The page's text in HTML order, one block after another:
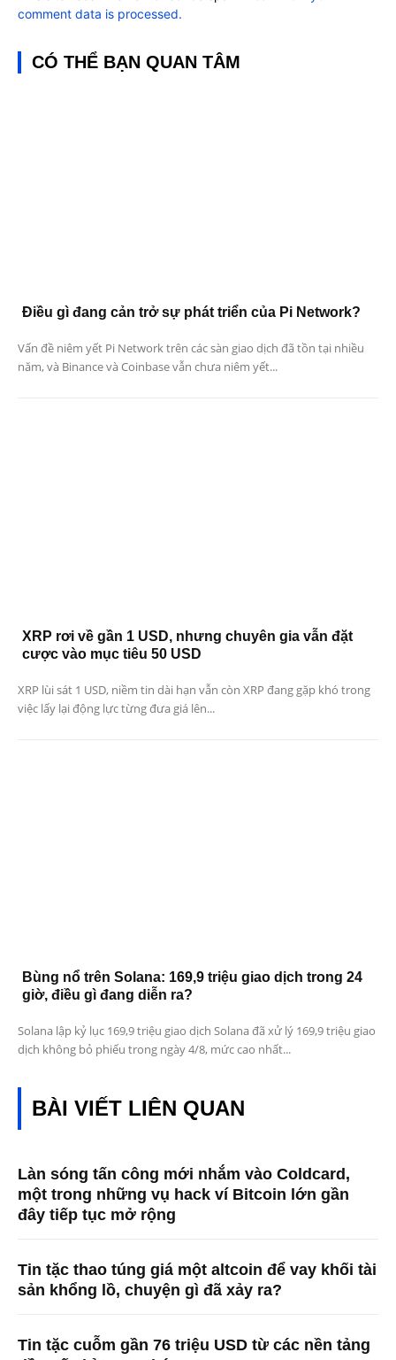
comment data is processed.
CÓ THỂ BẠN QUAN TÂM
Điều gì đang cản trở sự phát triển của Pi Network?
Vấn đề niêm yết Pi Network trên các sàn giao dịch đã tồn tại nhiều
năm, và Binance và Coinbase vẫn chưa niêm yết...
XRP rơi về gần 1 USD, nhưng chuyên gia vẫn đặt
cược vào mục tiêu 50 USD
XRP lùi sát 1 USD, niềm tin dài hạn vẫn còn XRP đang gặp khó trong
việc lấy lại động lực từng đưa giá lên...
Bùng nổ trên Solana: 169,9 triệu giao dịch trong 24
giờ, điều gì đang diễn ra?
Solana lập kỷ lục 169,9 triệu giao dịch Solana đã xử lý 169,9 triệu giao
dịch không bỏ phiếu trong ngày 4/8, mức cao nhất...
BÀI VIẾT LIÊN QUAN
Làn sóng tấn công mới nhắm vào Coldcard,
một trong những vụ hack ví Bitcoin lớn gần
đây tiếp tục mở rộng
Tin tặc thao túng giá một altcoin để vay khối tài
sản khổng lồ, chuyện gì đã xảy ra?
Tin tặc cuỗm gần 76 triệu USD từ các nền tảng